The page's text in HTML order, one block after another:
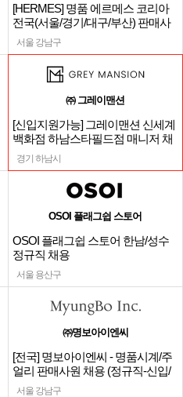
[HERMES] 명품 에르메스 코리아
전국(서울/경기/대구/부산) 판매사
원
서울 강남구
㈜ 그레이맨션
[신입지원가능] 그레이맨션 신세계
백화점 하남스타필드점 매니저 채
용
경기 하남시
OSOI 플래그쉽 스토어
OSOI 플래그쉽 스토어 한남/성수
정규직 채용
서울 용산구
㈜명보아이엔씨
[전국] 명보아이엔씨 - 명품시계/주
얼리 판매사원 채용 (정규직-신입/
경력)
서울 강남구